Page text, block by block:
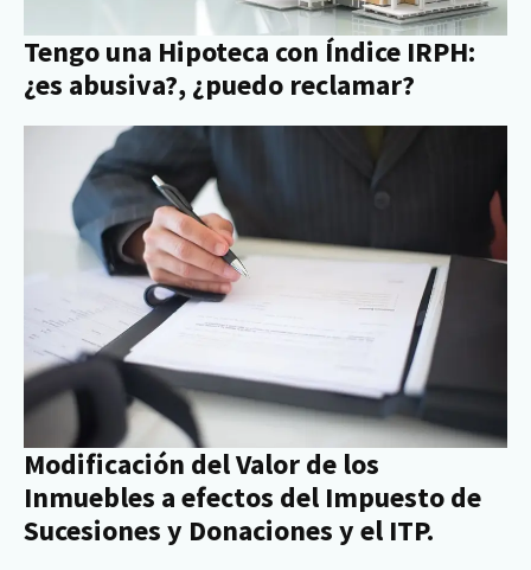
Tengo una Hipoteca con Índice IRPH:
¿es abusiva?, ¿puedo reclamar?
Modificación del Valor de los
Inmuebles a efectos del Impuesto de
Sucesiones y Donaciones y el ITP.